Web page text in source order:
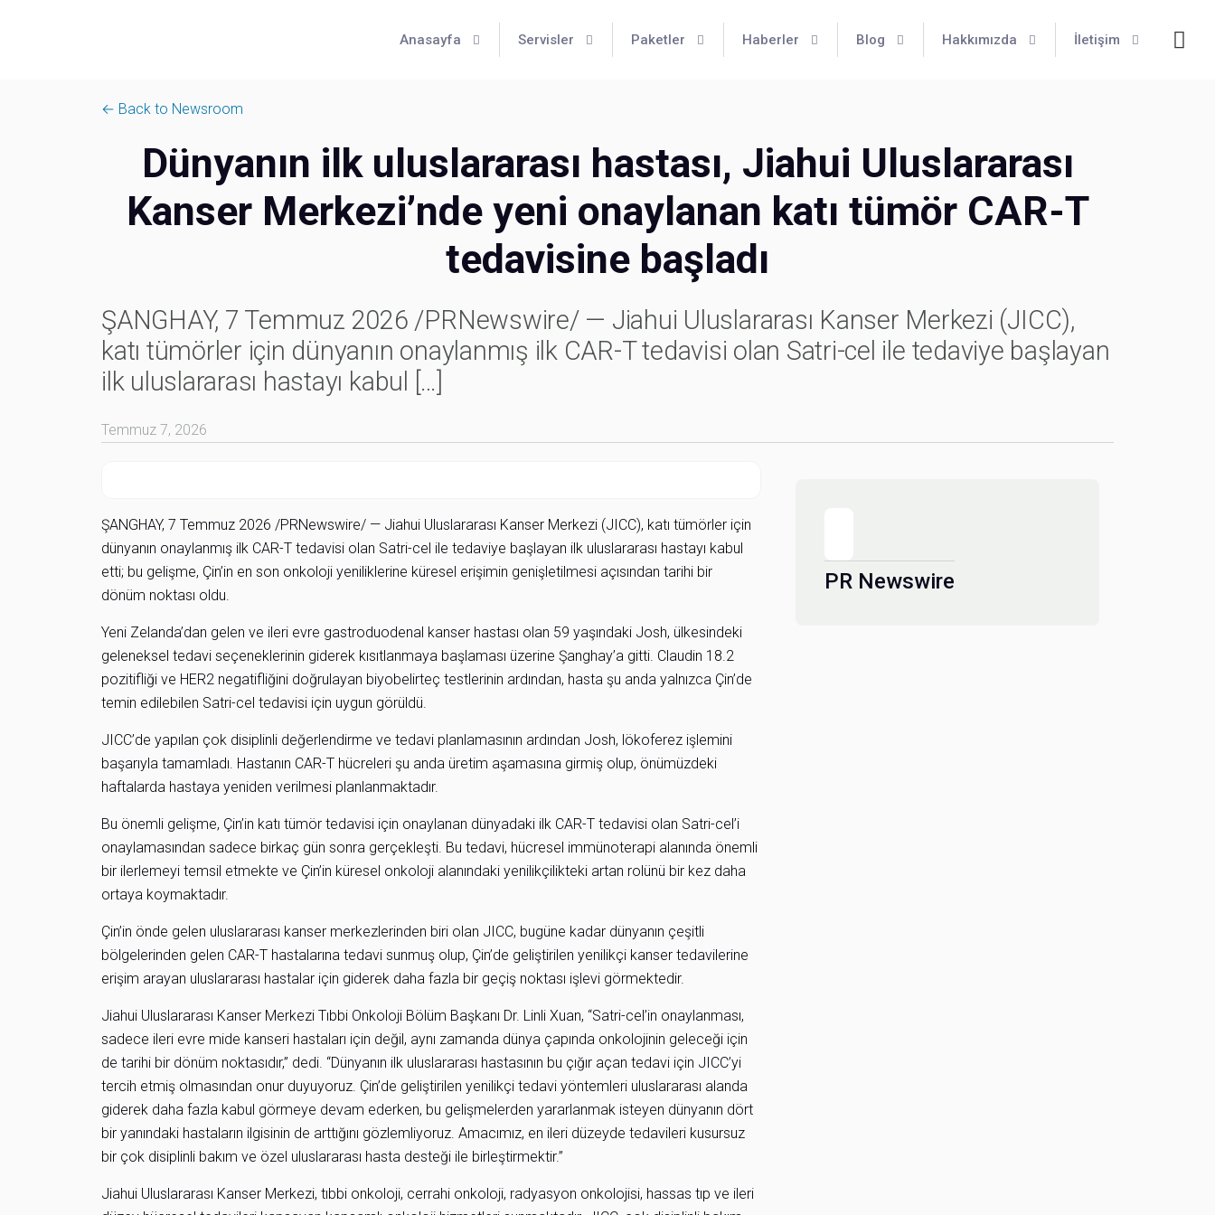
Anasayfa Servisler Paketler Haberler Blog Hakkımızda İletişim
← Back to Newsroom
Dünyanın ilk uluslararası hastası, Jiahui Uluslararası
Kanser Merkezi’nde yeni onaylanan katı tümör CAR-T
tedavisine başladı
ŞANGHAY, 7 Temmuz 2026 /PRNewswire/ — Jiahui Uluslararası Kanser Merkezi (JICC),
katı tümörler için dünyanın onaylanmış ilk CAR-T tedavisi olan Satri-cel ile tedaviye başlayan
ilk uluslararası hastayı kabul
[…]
Temmuz 7, 2026
ŞANGHAY, 7 Temmuz 2026 /PRNewswire/ — Jiahui Uluslararası Kanser Merkezi (JICC), katı tümörler için
dünyanın onaylanmış ilk CAR-T tedavisi olan Satri-cel ile tedaviye başlayan ilk uluslararası hastayı kabul
etti; bu gelişme, Çin’in en son onkoloji yeniliklerine küresel erişimin genişletilmesi açısından tarihi bir
dönüm noktası oldu.
Yeni Zelanda’dan gelen ve ileri evre gastroduodenal kanser hastası olan 59 yaşındaki Josh, ülkesindeki
geleneksel tedavi seçeneklerinin giderek kısıtlanmaya başlaması üzerine Şanghay’a gitti. Claudin 18.2
pozitifliği ve HER2 negatifliğini doğrulayan biyobelirteç testlerinin ardından, hasta şu anda yalnızca Çin’de
temin edilebilen Satri-cel tedavisi için uygun görüldü.
JICC’de yapılan çok disiplinli değerlendirme ve tedavi planlamasının ardından Josh, lökoferez işlemini
başarıyla tamamladı. Hastanın CAR-T hücreleri şu anda üretim aşamasına girmiş olup, önümüzdeki
haftalarda hastaya yeniden verilmesi planlanmaktadır.
Bu önemli gelişme, Çin’in katı tümör tedavisi için onaylanan dünyadaki ilk CAR-T tedavisi olan Satri-cel’i
onaylamasından sadece birkaç gün sonra gerçekleşti. Bu tedavi, hücresel immünoterapi alanında önemli
bir ilerlemeyi temsil etmekte ve Çin’in küresel onkoloji alanındaki yenilikçilikteki artan rolünü bir kez daha
ortaya koymaktadır.
Çin’in önde gelen uluslararası kanser merkezlerinden biri olan JICC, bugüne kadar dünyanın çeşitli
bölgelerinden gelen CAR-T hastalarına tedavi sunmuş olup, Çin’de geliştirilen yenilikçi kanser tedavilerine
erişim arayan uluslararası hastalar için giderek daha fazla bir geçiş noktası işlevi görmektedir.
Jiahui Uluslararası Kanser Merkezi Tıbbi Onkoloji Bölüm Başkanı Dr. Linli Xuan, “Satri-cel’in onaylanması,
sadece ileri evre mide kanseri hastaları için değil, aynı zamanda dünya çapında onkolojinin geleceği için
de tarihi bir dönüm noktasıdır,” dedi. “Dünyanın ilk uluslararası hastasının bu çığır açan tedavi için JICC’yi
tercih etmiş olmasından onur duyuyoruz. Çin’de geliştirilen yenilikçi tedavi yöntemleri uluslararası alanda
giderek daha fazla kabul görmeye devam ederken, bu gelişmelerden yararlanmak isteyen dünyanın dört
bir yanındaki hastaların ilgisinin de arttığını gözlemliyoruz. Amacımız, en ileri düzeyde tedavileri kusursuz
bir çok disiplinli bakım ve özel uluslararası hasta desteği ile birleştirmektir.”
Jiahui Uluslararası Kanser Merkezi, tıbbi onkoloji, cerrahi onkoloji, radyasyon onkolojisi, hassas tıp ve ileri
PR Newswire